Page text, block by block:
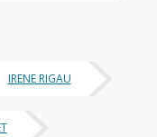
IRENE RIGAU